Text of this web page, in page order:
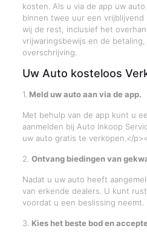
kosten. Als u via de app uw
binnen twee uur een vrijblijvend
wij de rest, inclusief het
vrijwaringsbewijs en de
overschrijving.
Uw Auto kosteloos
1. Meld uw auto aan via de app.
Met behulp van de app kunt u
aanmelden bij Auto Inkoop
uw auto gratis te verkopen.</
2. Ontvang biedingen van
Nadat u uw auto heeft
van erkende dealers. U kunt
voordat u een beslissing neemt.
3. Kies het beste bod en